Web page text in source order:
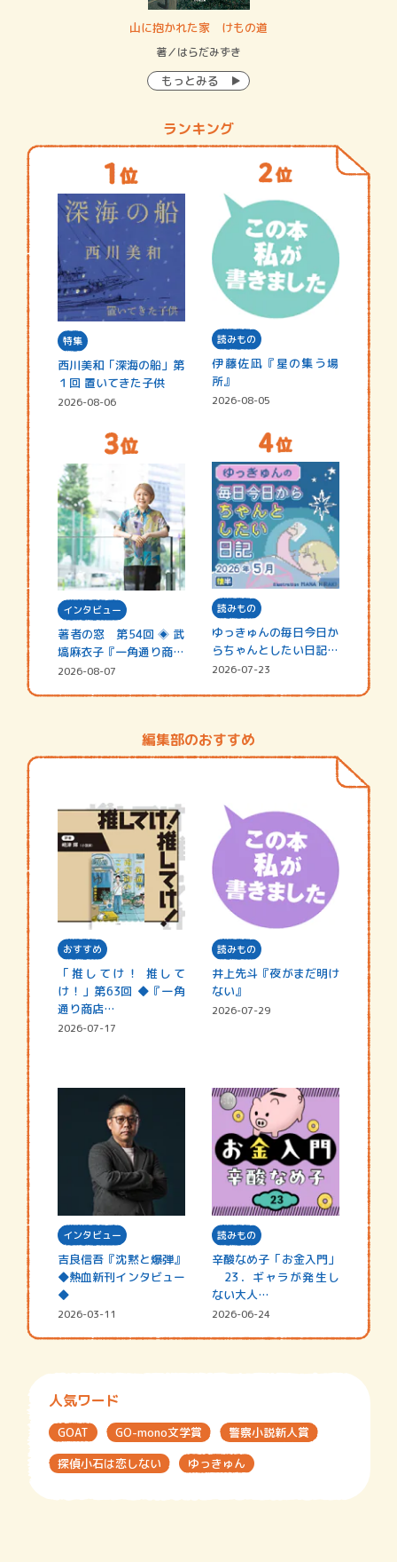
山に抱かれた家 けもの道
著／はらだみずき
もっとみる
ランキング
特集
西川美和「深海の船」第
１回 置いてきた子供
2026-08-06
読みもの
伊藤佐凪『星の集う場
所』
2026-08-05
インタビュー
著者の窓 第54回 ◈ 武
塙麻衣子『一角通り商店
街の…
2026-08-07
読みもの
ゆっきゅんの毎日今日か
らちゃんとしたい日記
☆202…
2026-07-23
編集部のおすすめ
おすすめ
「推してけ！ 推して
け！」第63回 ◆『一角
通り商店…
2026-07-17
読みもの
井上先斗『夜がまだ明け
ない』
2026-07-29
インタビュー
吉良信吾『沈黙と爆弾』
◆熱血新刊インタビュー
◆
2026-03-11
読みもの
辛酸なめ子「お金入門」
23．ギャラが発生し
ない大人…
2026-06-24
人気ワード
GOAT GO-mono文学賞
警察小説新人賞
探偵小石は恋しない
ゆっきゅん